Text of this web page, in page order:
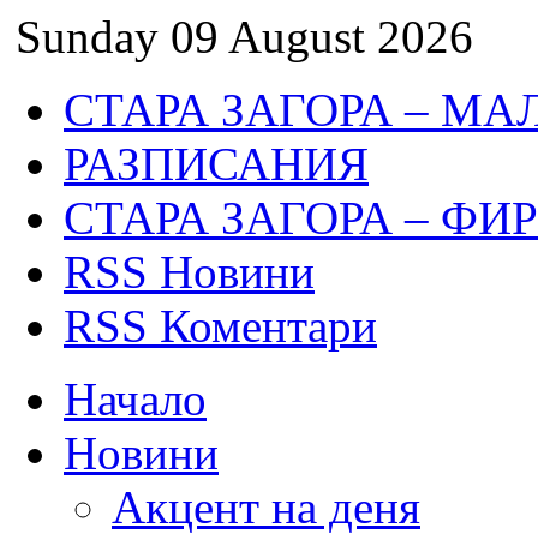
Sunday 09 August 2026
СТАРА ЗАГОРА –
РАЗПИСАНИЯ
СТАРА ЗАГОРА –
RSS Новини
RSS Коментари
Начало
Новини
Акцент на деня